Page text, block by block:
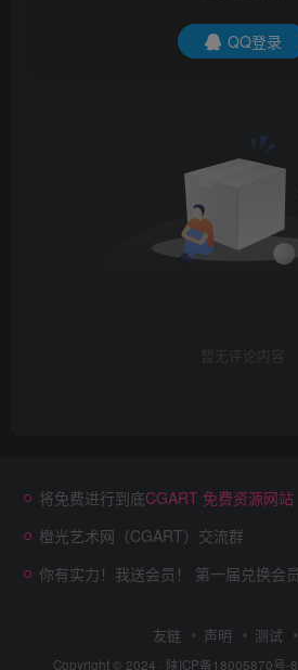
QQ登录
暂无评论内容
将免费进行到底CGART 免费资源网站
橙光艺术网（CGART）交流群
你有实力！我送会员！ 第一届兑换会
友链 声明 测试
Copyright © 2024 · 陕ICP备18005870号-8